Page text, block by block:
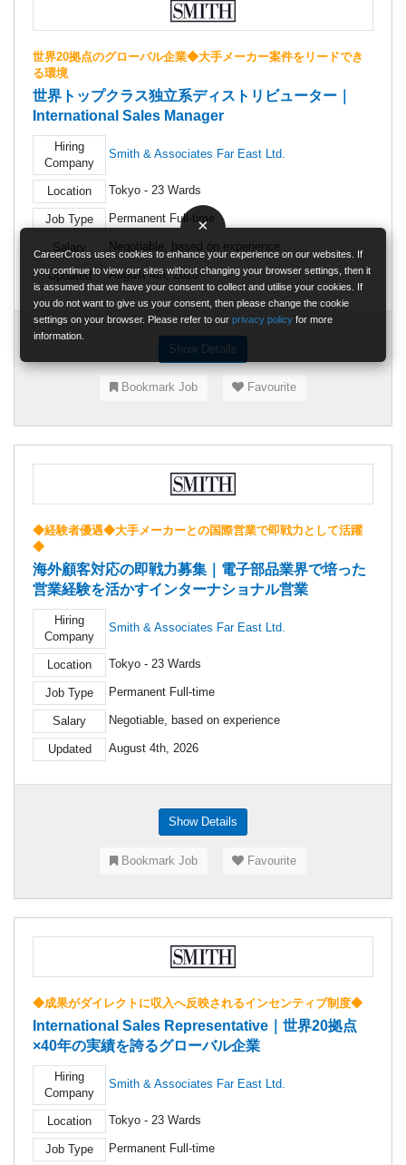
×
CareerCross uses cookies to enhance your experience on our websites. If
you continue to view our sites without changing your browser settings, then it
is assumed that we have your consent to collect and utilise your cookies. If
you do not want to give us your consent, then please change the cookie
settings on your browser. Please refer to ourprivacy policy for more
information.
世界20拠点のグローバル企業◆大手メーカー案件をリードでき
る環境
世界トップクラス独立系ディストリビューター｜
International Sales Manager
Hiring
Company
Smith & Associates Far East Ltd.
Location Tokyo - 23 Wards
Job Type Permanent Full-time
Salary Negotiable, based on experience
Updated August 4th, 2026
Show Details
Bookmark Job Favourite
◆経験者優遇◆大手メーカーとの国際営業で即戦力として活躍
◆
海外顧客対応の即戦力募集｜電子部品業界で培った
営業経験を活かすインターナショナル営業
Hiring
Company
Smith & Associates Far East Ltd.
Location Tokyo - 23 Wards
Job Type Permanent Full-time
Salary Negotiable, based on experience
Updated August 4th, 2026
Show Details
Bookmark Job Favourite
◆成果がダイレクトに収入へ反映されるインセンティブ制度◆
International Sales Representative｜世界20拠点
×40年の実績を誇るグローバル企業
Hiring
Company
Smith & Associates Far East Ltd.
Location Tokyo - 23 Wards
Job Type Permanent Full-time